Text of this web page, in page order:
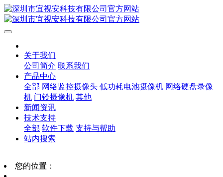
关于我们
公司简介 联系我们
产品中心
全部 网络监控摄像头 低功耗电池摄像机 网络硬盘录像
机 门铃摄像机 其他
新闻资讯
技术支持
全部 软件下载 支持与帮助
站内搜索
您的位置：